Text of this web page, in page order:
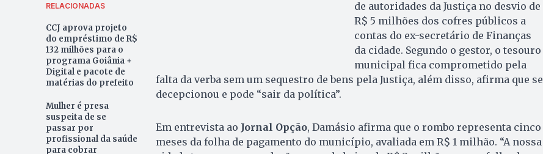
RELACIONADAS
CCJ aprova projeto
do empréstimo de R$
132 milhões para o
programa Goiânia +
Digital e pacote de
matérias do prefeito
Mulher é presa
suspeita de se
passar por
profissional da saúde
para cobrar
de autoridades da Justiça no desvio de
R$ 5 milhões dos cofres públicos a
contas do ex-secretário de Finanças
da cidade. Segundo o gestor, o tesouro
municipal fica comprometido pela
falta da verba sem um sequestro de bens pela Justiça, além disso, afirma que se
decepcionou e pode “sair da política”.
Em entrevista ao Jornal Opção, Damásio afirma que o rombo representa cinco
meses da folha de pagamento do município, avaliada em R$ 1 milhão. “A nossa